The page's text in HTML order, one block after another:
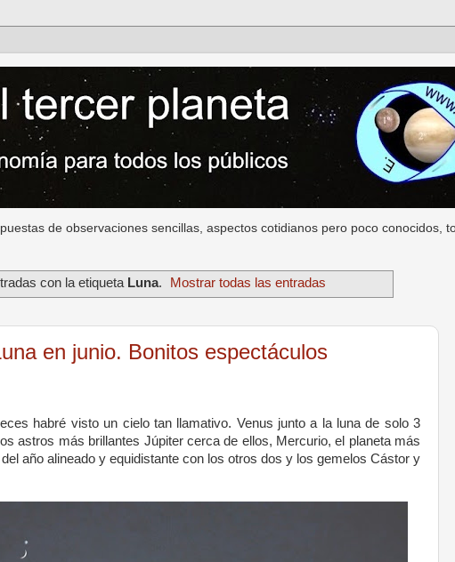
de observaciones sencillas, aspectos cotidianos pero poco conocidos,
con la etiqueta Luna. Mostrar todas las entradas
en junio. Bonitos espectáculos
habré visto un cielo tan llamativo. Venus junto a la luna de solo 3
astros más brillantes Júpiter cerca de ellos, Mercurio, el planeta más
año alineado y equidistante con los otros dos y los gemelos Cástor y